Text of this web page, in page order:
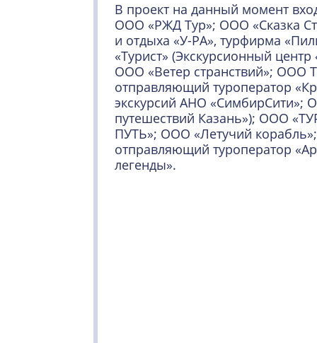
В проект на данный момент
ООО «РЖД Тур»; ООО «Сказка
и отдыха «У-РА», турфирма
«Турист» (Экскурсионный
ООО «Ветер странствий»; ООО
отправляющий туроператор
экскурсий АНО «СимбирСити»;
путешествий Казань»); ООО
ПУТЬ»; ООО «Летучий корабль»;
отправляющий туроператор
легенды».